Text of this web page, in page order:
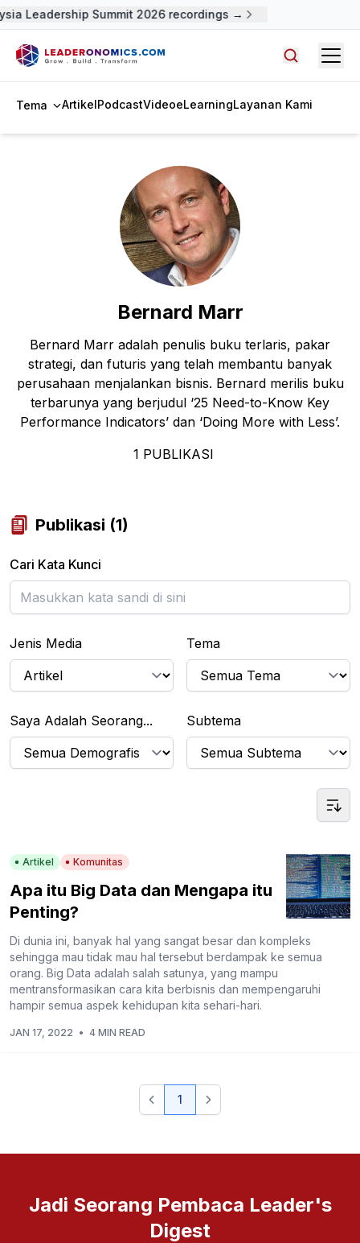
Leadership Summit 2026 recordings →
Tema ArtikelPodcastVideoeLearningLayanan Kami
Bernard Marr
Bernard Marr adalah penulis buku terlaris, pakar
strategi, dan futuris yang telah membantu banyak
perusahaan menjalankan bisnis. Bernard merilis buku
terbarunya yang berjudul ‘25 Need-to-Know Key
Performance Indicators’ dan ‘Doing More with Less’.
1 PUBLIKASI
Publikasi (1)
Cari Kata Kunci
Jenis Media Tema
Saya Adalah Seorang... Subtema
Artikel Komunitas
Apa itu Big Data dan Mengapa itu
Penting?
Di dunia ini, banyak hal yang sangat besar dan kompleks
sehingga mau tidak mau hal tersebut berdampak ke semua
orang. Big Data adalah salah satunya, yang mampu
mentransformasikan cara kita berbisnis dan mempengaruhi
hampir semua aspek kehidupan kita sehari-hari.
JAN 17, 2022 • 4 MIN READ
1
Jadi Seorang Pembaca Leader's
Digest